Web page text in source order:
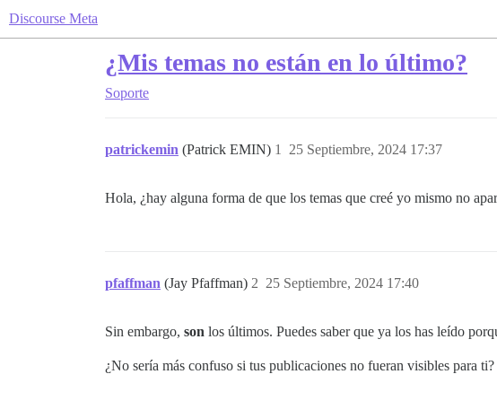
Discourse Meta
¿Mis temas no están en lo último?
Soporte
patrickemin (Patrick EMIN) 25 Septiembre, 2024 17:37
1
Hola, ¿hay alguna forma de que los temas que creé yo mismo no
pfaffman (Jay Pfaffman) 25 Septiembre, 2024 17:40
2
Sin embargo, son los últimos. Puedes saber que ya los has leído
¿No sería más confuso si tus publicaciones no fueran visibles para ti?